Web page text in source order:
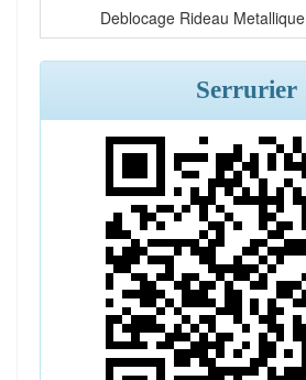
Deblocage Rideau Metallique
Serrurier